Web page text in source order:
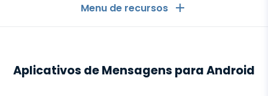
Menu de recursos
Registros de chamadas
Aplicativos de mensagens
Aplicativos de Mensagens para Android